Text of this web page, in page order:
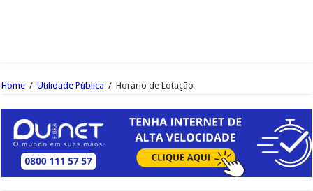
Home / Utilidade Pública / Horário de Lotação